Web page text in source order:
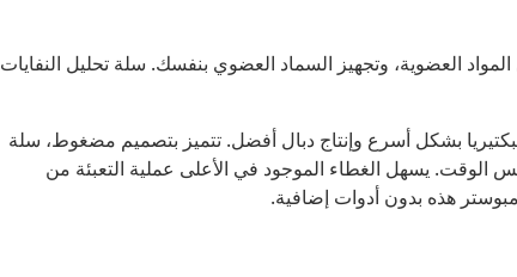
العضوية، وتجهيز السماد العضوي بنفسك. سلة تحليل النفايات
بشكل أسرع وإنتاج دبال أفضل. تتميز بتصميم مضغوط، سلة
الوقت. يسهل الغطاء الموجود في الأعلى عملية التعبئة من
هذه بدون أدوات إضافية.